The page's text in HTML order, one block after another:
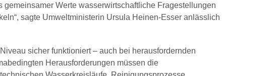
Werte wasserwirtschaftliche Fragestellungen
sagte Umweltministerin Ursula Heinen-Esser anlässlich
sicher funktioniert – auch bei herausfordernden
Herausforderungen müssen die